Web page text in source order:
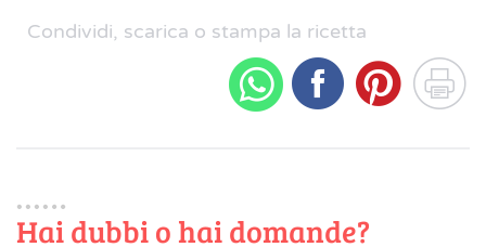
Condividi, scarica o stampa la ricetta
Hai dubbi o hai domande?